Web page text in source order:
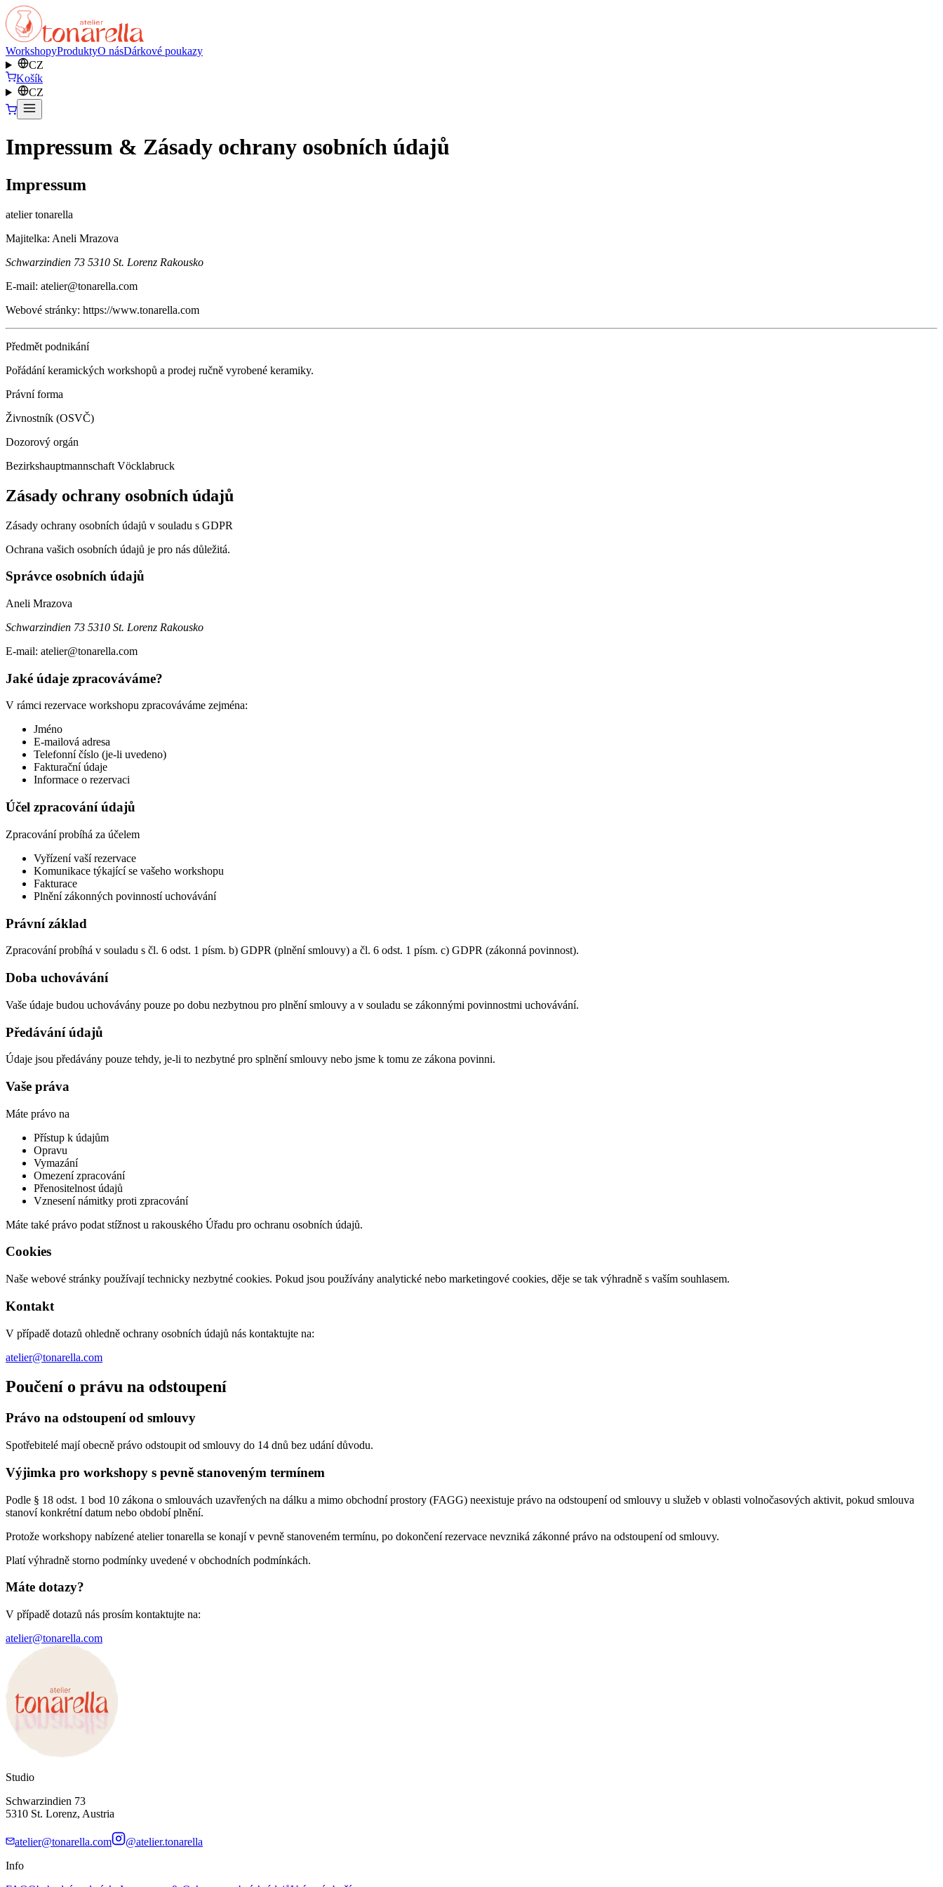
WorkshopyProduktyO násDárkové poukazy
CZ
Košík
CZ
Impressum & Zásady ochrany osobních údajů
Impressum
atelier tonarella
Majitelka: Aneli Mrazova
Schwarzindien 73 5310 St. Lorenz Rakousko
E-mail: atelier@tonarella.com
Webové stránky: https://www.tonarella.com
Předmět podnikání
Pořádání keramických workshopů a prodej ručně vyrobené keramiky.
Právní forma
Živnostník (OSVČ)
Dozorový orgán
Bezirkshauptmannschaft Vöcklabruck
Zásady ochrany osobních údajů
Zásady ochrany osobních údajů v souladu s GDPR
Ochrana vašich osobních údajů je pro nás důležitá.
Správce osobních údajů
Aneli Mrazova
Schwarzindien 73 5310 St. Lorenz Rakousko
E-mail: atelier@tonarella.com
Jaké údaje zpracováváme?
V rámci rezervace workshopu zpracováváme zejména:
Jméno
E-mailová adresa
Telefonní číslo (je-li uvedeno)
Fakturační údaje
Informace o rezervaci
Účel zpracování údajů
Zpracování probíhá za účelem
Vyřízení vaší rezervace
Komunikace týkající se vašeho workshopu
Fakturace
Plnění zákonných povinností uchovávání
Právní základ
Zpracování probíhá v souladu s čl. 6 odst. 1 písm. b) GDPR (plnění smlouvy) a čl. 6 odst. 1 písm. c) GDPR (zákonná povinnost).
Doba uchovávání
Vaše údaje budou uchovávány pouze po dobu nezbytnou pro plnění smlouvy a v souladu se zákonnými povinnostmi uchovávání.
Předávání údajů
Údaje jsou předávány pouze tehdy, je-li to nezbytné pro splnění smlouvy nebo jsme k tomu ze zákona povinni.
Vaše práva
Máte právo na
Přístup k údajům
Opravu
Vymazání
Omezení zpracování
Přenositelnost údajů
Vznesení námitky proti zpracování
Máte také právo podat stížnost u rakouského Úřadu pro ochranu osobních údajů.
Cookies
Naše webové stránky používají technicky nezbytné cookies. Pokud jsou používány analytické nebo marketingové cookies, děje se tak výhradně s vaším souhlasem.
Kontakt
V případě dotazů ohledně ochrany osobních údajů nás kontaktujte na:
atelier@tonarella.com
Poučení o právu na odstoupení
Právo na odstoupení od smlouvy
Spotřebitelé mají obecně právo odstoupit od smlouvy do 14 dnů bez udání důvodu.
Výjimka pro workshopy s pevně stanoveným termínem
Podle § 18 odst. 1 bod 10 zákona o smlouvách uzavřených na dálku a mimo obchodní prostory (FAGG) neexistuje právo na odstoupení od smlouvy u služeb v oblasti volnočasových aktivit, pokud smlouva
stanoví konkrétní datum nebo období plnění.
Protože workshopy nabízené atelier tonarella se konají v pevně stanoveném termínu, po dokončení rezervace nevzniká zákonné právo na odstoupení od smlouvy.
Platí výhradně storno podmínky uvedené v obchodních podmínkách.
Máte dotazy?
V případě dotazů nás prosím kontaktujte na:
atelier@tonarella.com
Studio
Schwarzindien 73
5310 St. Lorenz, Austria
atelier@tonarella.com
@atelier.tonarella
Info